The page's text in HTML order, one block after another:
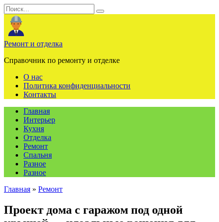
Перейти
к
содержанию
Search
for:
Ремонт и отделка
Справочник по ремонту и отделке
О нас
Политика конфиденциальности
Контакты
Главная
Интерьер
Кухня
Отделка
Ремонт
Спальня
Разное
Разное
Главная » Ремонт
Проект дома с гаражом под одной